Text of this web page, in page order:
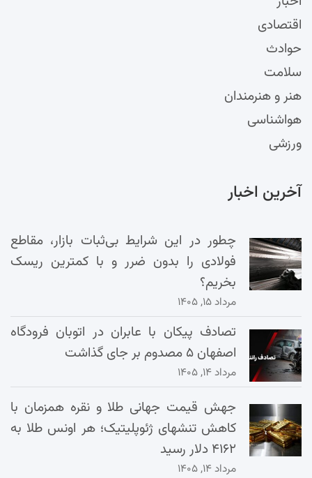
اقتصادی
حوادث
سلامت
هنر و هنرمندان
هواشناسی
ورزشی
آخرین اخبار
چطور در این شرایط بی‌ثبات بازار، مقاطع
فولادی را بدون ضرر و با کمترین ریسک
بخریم؟
مرداد ۱۵, ۱۴۰۵
تصادف پیکان با عابران در اتوبان فرودگاه
اصفهان ۵ مصدوم بر جای گذاشت
مرداد ۱۴, ۱۴۰۵
جهش قیمت جهانی طلا و نقره همزمان با
کاهش تنشهای ژئوپلیتیک؛ هر اونس طلا به
۴۱۶۲ دلار رسید
مرداد ۱۴, ۱۴۰۵